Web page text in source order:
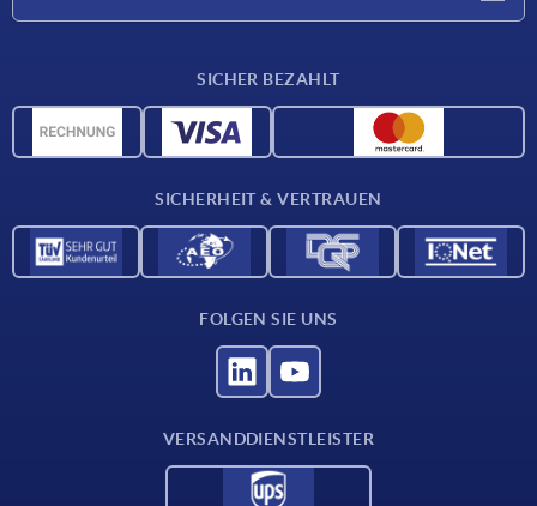
CAD-Daten
SICHER BEZAHLT
SICHERHEIT & VERTRAUEN
FOLGEN SIE UNS
VERSANDDIENSTLEISTER